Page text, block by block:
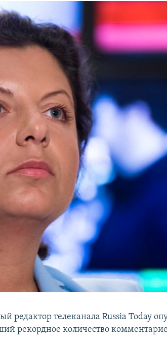
редактор телеканала Russia Today
рекордное количество